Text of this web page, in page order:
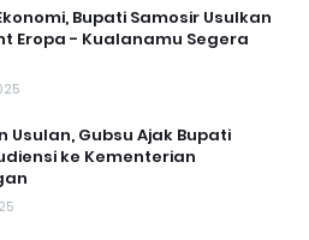
Bupati Samosir Usulkan
Eropa - Kualanamu Segera
Usulan, Gubsu Ajak Bupati
ke Kementerian